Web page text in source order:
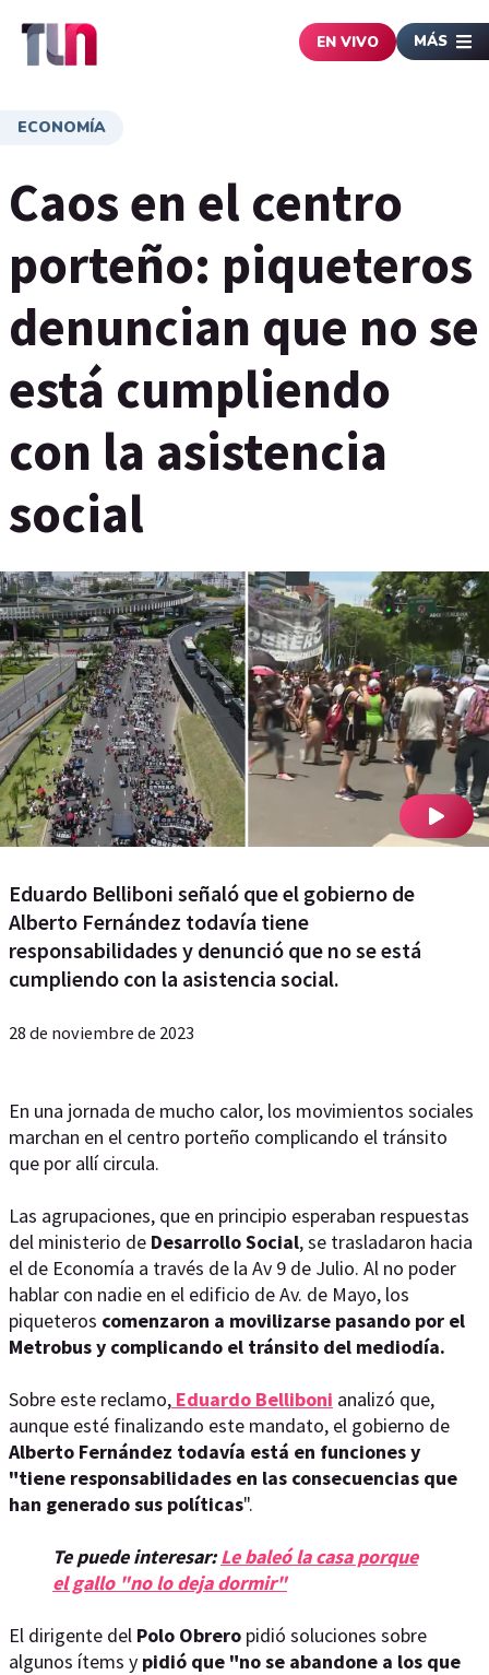
EN VIVO MÁS
ECONOMÍA
Caos en el centro
porteño: piqueteros
denuncian que no se
está cumpliendo
con la asistencia
social
Eduardo Belliboni señaló que el gobierno de
Alberto Fernández todavía tiene
responsabilidades y denunció que no se está
cumpliendo con la asistencia social.
28 de noviembre de 2023
En una jornada de mucho calor, los movimientos sociales
marchan en el centro porteño complicando el tránsito
que por allí circula.
Las agrupaciones, que en principio esperaban respuestas
del ministerio de Desarrollo Social, se trasladaron hacia
el de Economía a través de la Av 9 de Julio. Al no poder
hablar con nadie en el edificio de Av. de Mayo, los
piqueteros comenzaron a movilizarse pasando por el
Metrobus y complicando el tránsito del mediodía.
Sobre este reclamo, Eduardo Belliboni analizó que,
aunque esté finalizando este mandato, el gobierno de
Alberto Fernández todavía está en funciones y
"tiene responsabilidades en las consecuencias que
han generado sus políticas".
Te puede interesar:Le baleó la casa porque
el gallo "no lo deja dormir"
El dirigente del Polo Obrero pidió soluciones sobre
algunos ítems y pidió que "no se abandone a los que